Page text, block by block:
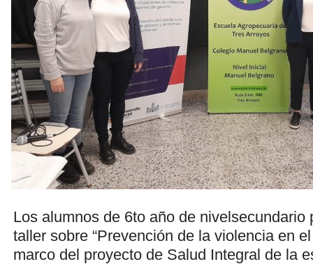
Los alumnos de 6to año de nivelsecundario
taller sobre “Prevención de la violencia en
marco del proyecto de Salud Integral de la